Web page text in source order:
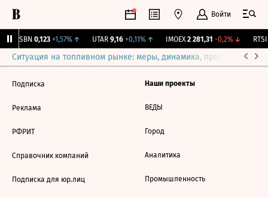
Войти
USBN 0,123 +1,57%↑ UTAR 9,16 +0,11%↑ IMOEX 2 281,31 -0,2%↓ RTSI
Ситуация на топливном рынке: меры, динамика, прогнозы
Подписка
Реклама
РФРИТ
Справочник компаний
Подписка для юр.лиц
Наши проекты
ВЕДЫ
Город
Аналитика
Промышленность